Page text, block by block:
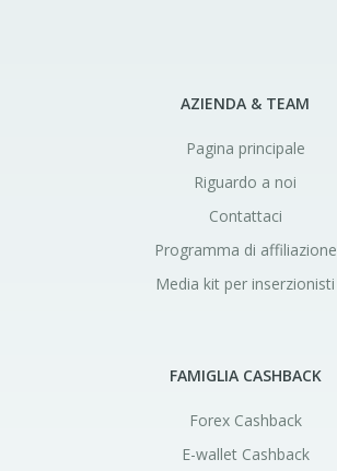
AZIENDA & TEAM
Pagina principale
Riguardo a noi
Contattaci
Programma di affiliazione
Media kit per inserzionisti
FAMIGLIA CASHBACK
Forex Cashback
E-wallet Cashback